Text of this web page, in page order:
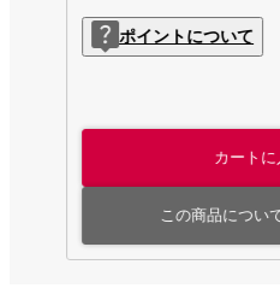
ポイントについて
カートに
この商品につい